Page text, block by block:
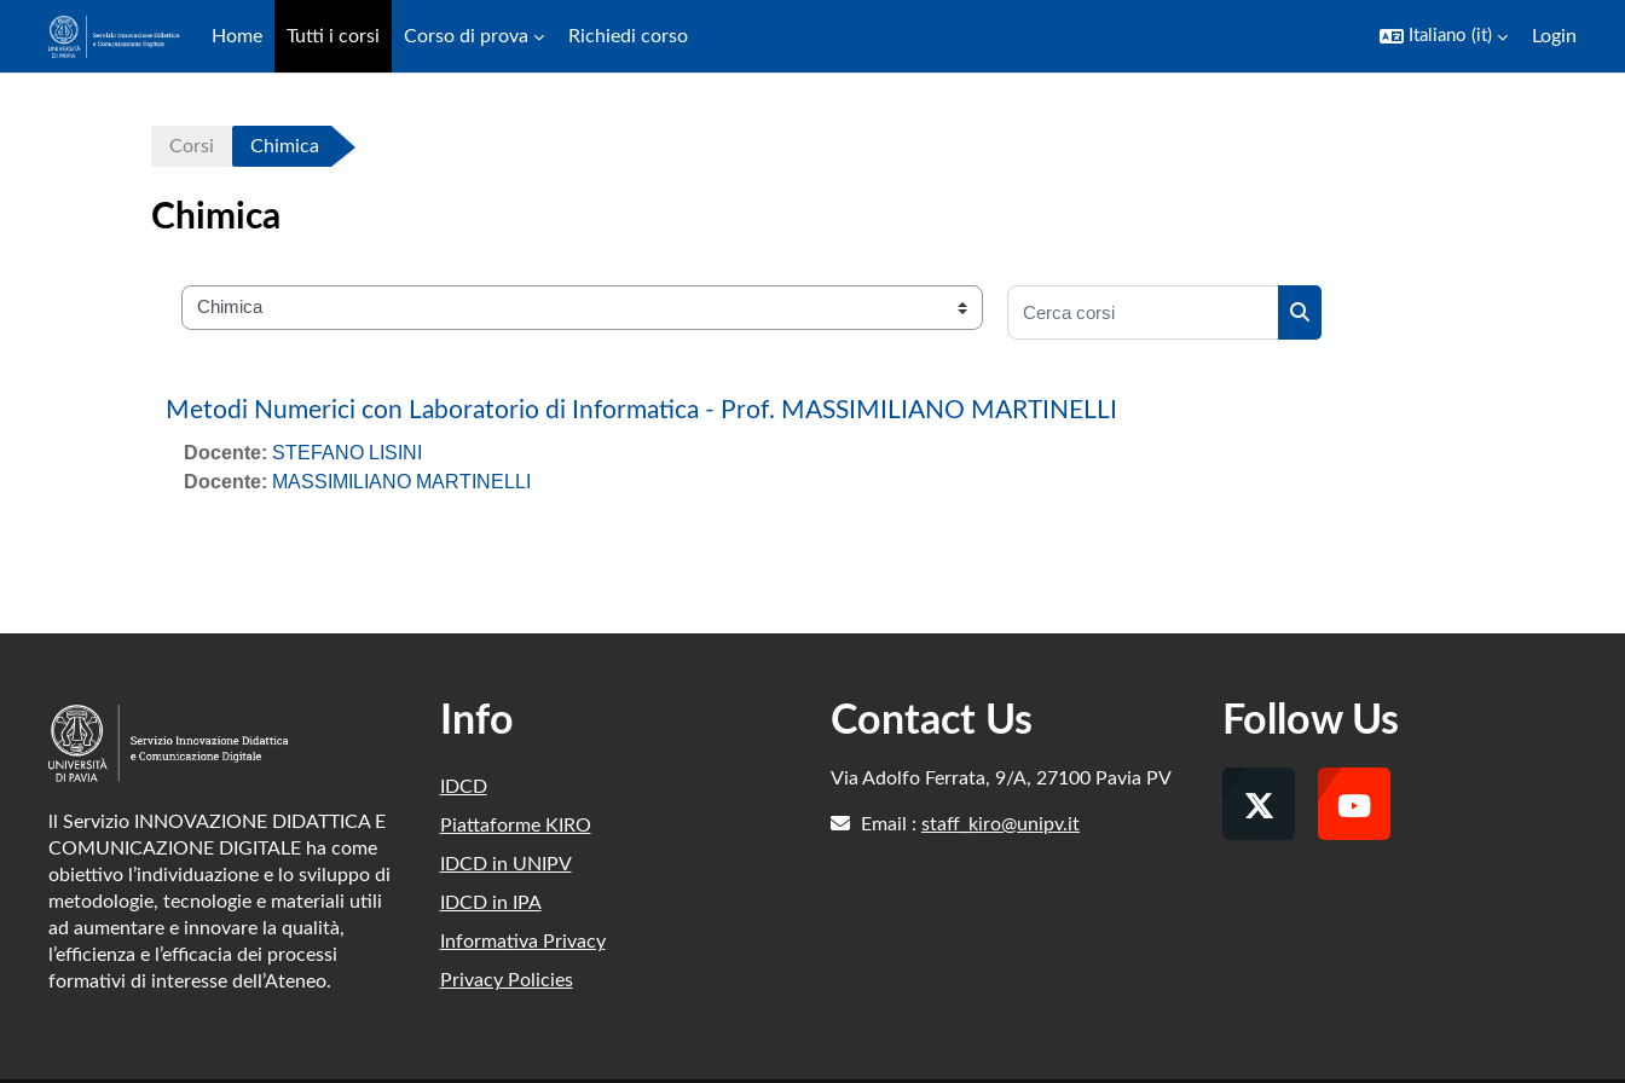
Home Tutti i corsi Corso di prova Richiedi corso Italiano ‎(it)‎ Login
Corsi Chimica
Chimica
Scegli la tua Area
Metodi Numerici con Laboratorio di Informatica - Prof. MASSIMILIANO MARTINELLI
Docente: STEFANO LISINI
Docente: MASSIMILIANO MARTINELLI
ll Servizio INNOVAZIONE DIDATTICA E
COMUNICAZIONE DIGITALE ha come
obiettivo l’individuazione e lo sviluppo di
metodologie, tecnologie e materiali utili
ad aumentare e innovare la qualità,
l’efficienza e l’efficacia dei processi
formativi di interesse dell’Ateneo.
Info
IDCD
Piattaforme KIRO
IDCD in UNIPV
IDCD in IPA
Informativa Privacy
Privacy Policies
Contact Us
Via Adolfo Ferrata, 9/A, 27100 Pavia PV
Email : staff_kiro@unipv.it
Follow Us